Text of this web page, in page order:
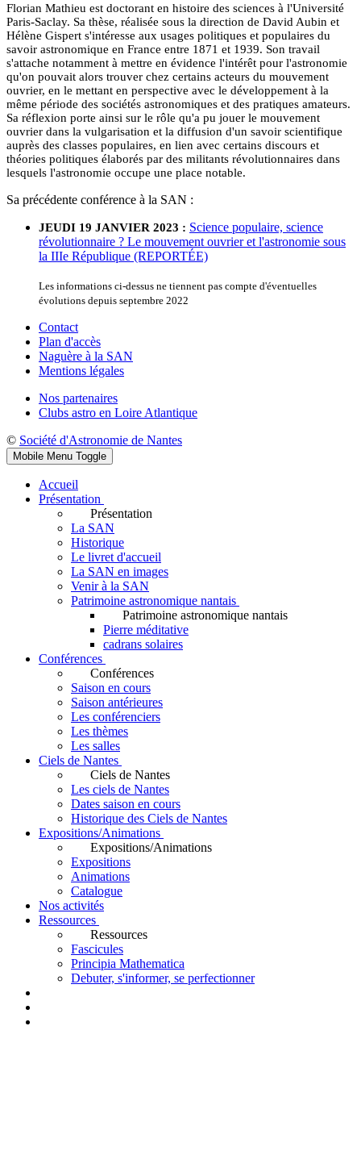
Florian Mathieu est doctorant en histoire des sciences à l'Université
Paris-Saclay. Sa thèse, réalisée sous la direction de David Aubin et
Hélène Gispert s'intéresse aux usages politiques et populaires du
savoir astronomique en France entre 1871 et 1939. Son travail
s'attache notamment à mettre en évidence l'intérêt pour l'astronomie
qu'on pouvait alors trouver chez certains acteurs du mouvement
ouvrier, en le mettant en perspective avec le développement à la
même période des sociétés astronomiques et des pratiques amateurs.
Sa réflexion porte ainsi sur le rôle qu'a pu jouer le mouvement
ouvrier dans la vulgarisation et la diffusion d'un savoir scientifique
auprès des classes populaires, en lien avec certains discours et
théories politiques élaborés par des militants révolutionnaires dans
lesquels l'astronomie occupe une place notable.
Sa précédente conférence à la SAN :
JEUDI 19 JANVIER 2023 : Science populaire, science
révolutionnaire ? Le mouvement ouvrier et l'astronomie sous
la IIIe République (REPORTÉE)
Les informations ci-dessus ne tiennent pas compte d'éventuelles
évolutions depuis septembre 2022
Contact
Plan d'accès
Naguère à la SAN
Mentions légales
Nos partenaires
Clubs astro en Loire Atlantique
© Société d'Astronomie de Nantes
Mobile Menu Toggle
Accueil
Présentation
Présentation
La SAN
Historique
Le livret d'accueil
La SAN en images
Venir à la SAN
Patrimoine astronomique nantais
Patrimoine astronomique nantais
Pierre méditative
cadrans solaires
Conférences
Conférences
Saison en cours
Saison antérieures
Les conférenciers
Les thèmes
Les salles
Ciels de Nantes
Ciels de Nantes
Les ciels de Nantes
Dates saison en cours
Historique des Ciels de Nantes
Expositions/Animations
Expositions/Animations
Expositions
Animations
Catalogue
Nos activités
Ressources
Ressources
Fascicules
Principia Mathematica
Debuter, s'informer, se perfectionner